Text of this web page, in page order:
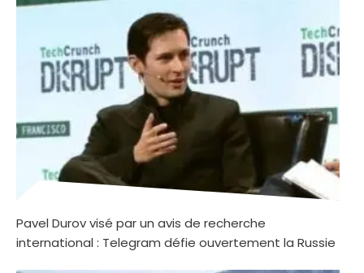
Pavel Durov visé par un avis de recherche
international : Telegram défie ouvertement la Russie